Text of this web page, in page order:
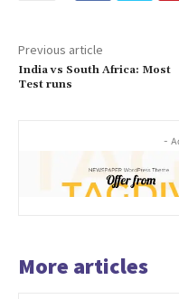
Previous article
India vs South Africa: Most
Test runs
-
More articles